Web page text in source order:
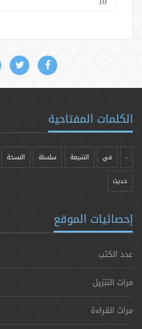
الكلمات المفتاحية
- في الشيعة سلسلة النسخة
حدیث
إحصائيات الموقع
عدد الكتب
مرات التنزيل
مرات القراءة